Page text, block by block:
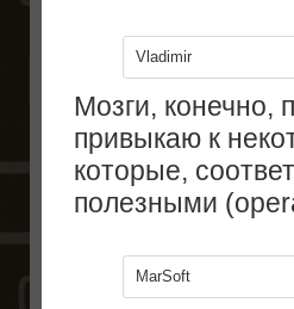
Vladimir
Мозги, конечно,
привыкаю к
которые,
полезными
MarSoft